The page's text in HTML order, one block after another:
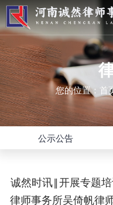
您的位置： 首
公示公告
诚然时讯‖开展专题
律师事务所吴倚帆律